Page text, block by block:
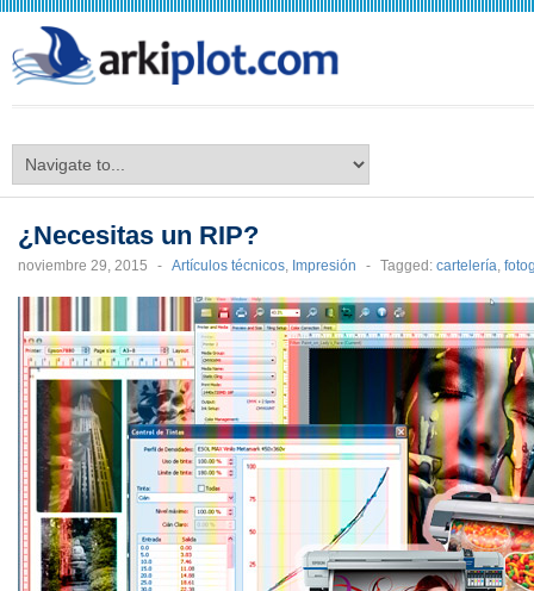
¿Necesitas un RIP?
noviembre 29, 2015 - Artículos técnicos, Impresión - Tagged: cartelería,